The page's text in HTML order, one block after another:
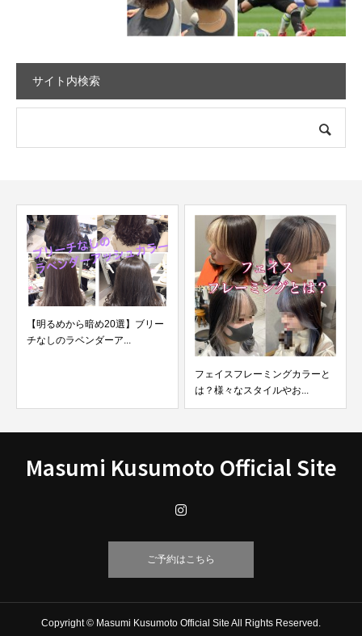
サイト内検索
【明るめから暗め20選】ブリー
チなしのラベンダーア...
フェイスフレーミングカラーと
は？様々なスタイルやお...
Masumi Kusumoto Official Site
ご予約はこちら
Copyright © Masumi Kusumoto Official Site All Rights Reserved.